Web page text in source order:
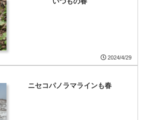
2024/4/29
ニセコパノラマラインも春